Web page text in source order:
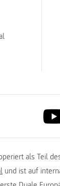
als Teil
und ist auf